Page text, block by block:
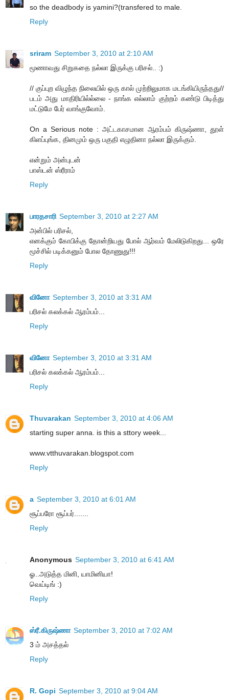
so the deadbody is yamini?(transfered to male.
Reply
sriram September 3, 2010 at 2:10 AM
மூணாவது சிறுகதை நல்லா இருக்கு பரிசல்.. :)
// குப்புற விழுந்த நிலையில் ஒரு கால் முற்றிலுமாக மடங்கியிருந்தது//
படம் அது மாதிரியில்ல்லை - நாங்க எல்லாம் குற்றம் கண்டு பிடித்து
மட்டுமே பேர் வாங்குவோம்.
On a Serious note : அட்டகாசமான ஆரம்பம் கிருஷ்ணா, தூள்
கிளப்புங்க, தினமும் ஒரு பகுதி எழுதினா நல்லா இருக்கும்.
என்றும் அன்புடன்
பாஸ்டன் ஸ்ரீராம்
Reply
பாரதசாரி September 3, 2010 at 2:27 AM
அன்பில் பரிசல்,
எனக்கும் கோபிக்கு தோன்றியது போல் ஆர்வம் மேலிடுகிறது... ஒரே
மூச்சில் படிக்கனும் போல தோணுது!!!
Reply
வினோ September 3, 2010 at 3:31 AM
பரிசல் கலக்கல் ஆரம்பம்...
Reply
வினோ September 3, 2010 at 3:31 AM
பரிசல் கலக்கல் ஆரம்பம்...
Reply
Thuvarakan September 3, 2010 at 4:06 AM
starting super anna. is this a sttory week...
www.vtthuvarakan.blogspot.com
Reply
a September 3, 2010 at 6:01 AM
சூப்பரோ சூப்பர்.......
Reply
Anonymous September 3, 2010 at 6:41 AM
ஓ..அடுத்த மினி, யாமினியா!
வெய்டிங் :)
Reply
ஸ்ரீ.கிருஷ்ணா September 3, 2010 at 7:02 AM
3 ம் அசத்தல்
Reply
R. Gopi September 3, 2010 at 9:04 AM